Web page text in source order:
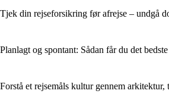
Tjek din rejseforsikring før afrejse – undgå
Planlagt og spontant: Sådan får du det
Forstå et rejsemåls kultur gennem